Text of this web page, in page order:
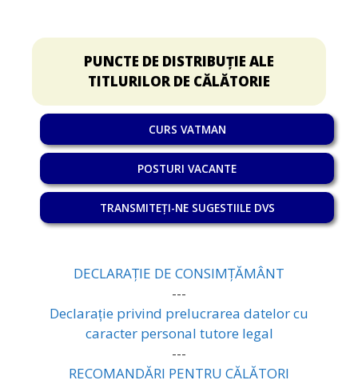
PUNCTE DE DISTRIBUȚIE ALE
TITLURILOR DE CĂLĂTORIE
CURS VATMAN
POSTURI VACANTE
TRANSMITEȚI-NE SUGESTIILE DVS
DECLARAȚIE DE CONSIMȚĂMÂNT
---
Declarație privind prelucrarea datelor cu
caracter personal tutore legal
---
RECOMANDĂRI PENTRU CĂLĂTORI